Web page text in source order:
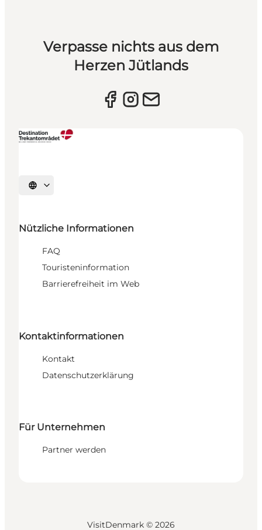
Verpasse nichts aus dem
Herzen Jütlands
Sprache auswählen
Nützliche Informationen
FAQ
Touristeninformation
Barrierefreiheit im Web
Kontaktinformationen
Kontakt
Datenschutzerklärung
Für Unternehmen
Partner werden
VisitDenmark © 2026